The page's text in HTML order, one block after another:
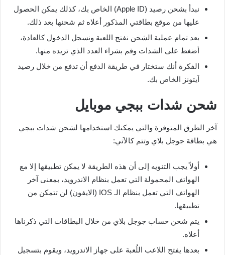
نبدأ بشحن رصيد (Apple ID) الخاص بك، كذلك يمكن الحصول
عليها من موقع بطاقتي المذكور أعلاه ثم شحنها بعد ذلك.
بعد تمام عملية الشحن نفتح اللعبة ونسجل الدخول كالعادة،
أضغط على الشدات وقم بشراء العدد الذي تريده منها.
الفكرة أنك ستختار في طريقة الدفع أن تدفع من خلال رصيد
اَيتونز الخاص بك.
شحن شدات ببجي موبايل
آخر الطرق المتوفرة والتي يمكنك استخدامها لشحن شدات ببجي
هي بطاقة جوجل بلاي وتتم كالاَتي:
أولاً يجب التنويه إلى أن هذه الطريقة لا يمكن تطبيقها إلا مع
الهواتف المحمولة التي تعمل بنظام الاندرويد، بمعنى آخر
الهواتف التي تعمل بنظام الـ IOS (الايفون) لن تتمكن من
تطبيقها.
يتم شحن حساب جوجل بلاي من خلال البطاقات التي ذكرناها
أعلاه.
بعدها يفتح اللاعب اللُعبة على جهاز الاندرويد، ويقوم بتسجيل